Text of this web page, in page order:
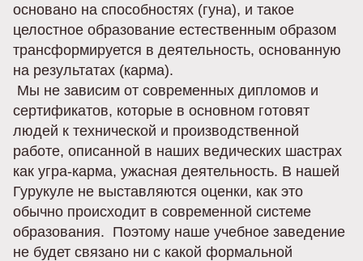
основано на способностях (гуна), и такое
целостное образование естественным образом
трансформируется в деятельность, основанную
на результатах (карма).
Мы не зависим от современных дипломов и
сертификатов, которые в основном готовят
людей к технической и производственной
работе, описанной в наших ведических шастрах
как угра-карма, ужасная деятельность. В нашей
Гурукуле не выставляются оценки, как это
обычно происходит в современной системе
образования. Поэтому наше учебное заведение
не будет связано ни с какой формальной